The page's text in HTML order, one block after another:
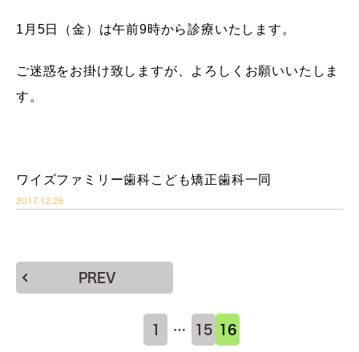
1月5日（金）は午前9時から診療いたします。
ご迷惑をお掛け致しますが、よろしくお願いいたしま
す。
ワイズファミリー歯科こども矯正歯科一同
2017.12.26
PREV
1 … 15 16